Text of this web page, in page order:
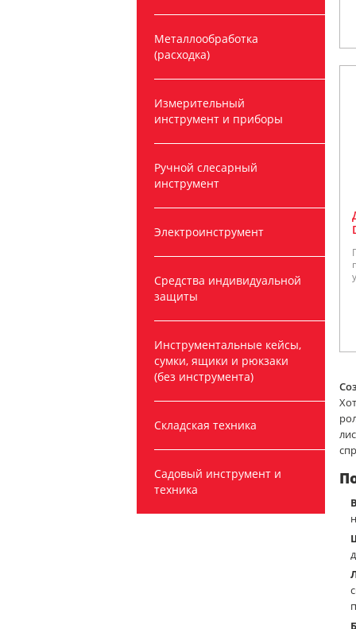
Металлообработка
(расходка)
Измерительный
инструмент и приборы
Ручной слесарный
инструмент
Электроинструмент
Средства индивидуальной
защиты
Инструментальные кейсы,
сумки, ящики и рюкзаки
(без инструмента)
Складская техника
Садовый инструмент и
техника